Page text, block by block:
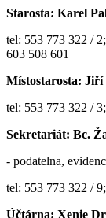
Starosta: Karel
tel: 553 773 322 /
603 508 601
Místostarosta: Jiří
tel: 553 773 322 /
Sekretariát: Bc.
- podatelna,
tel: 553 773 322 /
Účtárna: Xenie